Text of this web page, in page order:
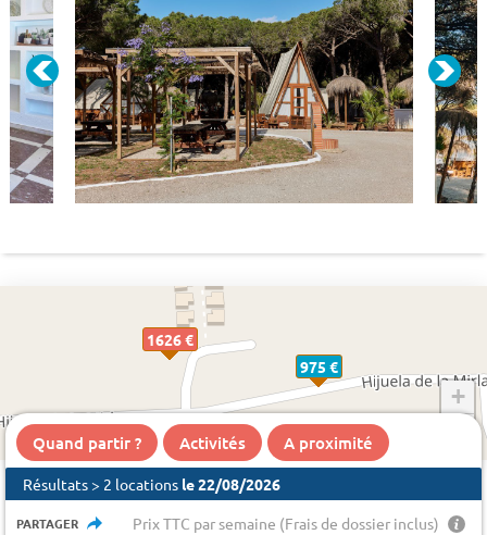
975 €
1626 €
+
Quand partir ? Activités A proximité
Résultats > 2 locations le 22/08/2026
PARTAGER Prix TTC par semaine (Frais de dossier inclus)